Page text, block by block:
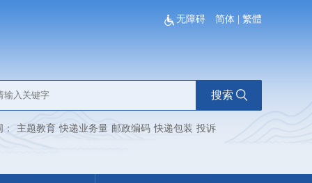
无障碍 简体 繁體
搜索
主题教育 快递业务量 邮政编码 快递包装 投诉